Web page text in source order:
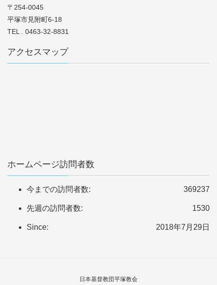
〒254-0045
平塚市見附町6-18
TEL . 0463-32-8831
アクセスマップ
ホームページ訪問者数
369237
今までの訪問者数:
1530
先週の訪問者数:
2018年7月29日
Since:
日本基督教団平塚教会